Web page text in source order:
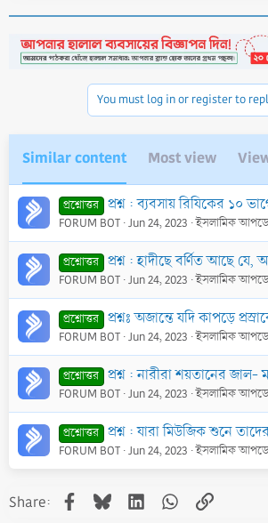
You must log in or register to
Similar content Most view
প্রশ্নোত্তর প্রশ্ন : ব্যবসায় রিযিকের ১০ ভাগের ৯ ভাগ রয়েছে
FORUM BOT Jun 24, 2023 ইসলামিক
প্রশ্নোত্তর প্রশ্ন : হাদীছে বর্ণিত আছে যে, আলী (রাঃ) ছালাতের রুকূ অবস্থায় তার হাতের আংটিটি ছাদাক্বা
FORUM BOT Jun 24, 2023 ইসলামিক
প্রশ্নোত্তর প্রশ্নঃ অজান্তে যদি কাপড়ে প্রস্রাবের ছিটা পড়ে এর কারণে কাপড়
FORUM BOT Jun 24, 2023 ইসলামিক
প্রশ্নোত্তর প্রশ্ন : নারীরা শয়তানের জাল- মর্মে
FORUM BOT Jun 24, 2023 ইসলামিক
প্রশ্নোত্তর প্রশ্ন : যারা মিউজিক শুনে তাদের কানে উত্তপ্ত গলিত
FORUM BOT Jun 24, 2023 ইসলামিক
Share: Facebook
BlueskyLinkedInWhatsApp
Link